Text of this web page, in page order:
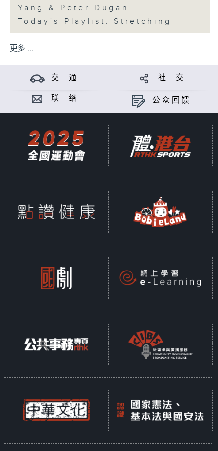
Yang & Peter Dugan
Today's Playlist: Stretching
更多 ...
交 通 社 交
联 络 公众回馈